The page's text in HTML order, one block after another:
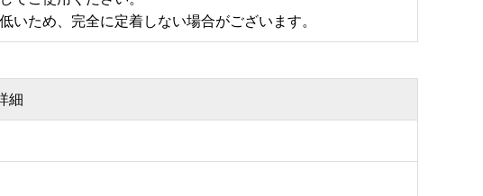
ため、完全に定着しない場合がございます。
細